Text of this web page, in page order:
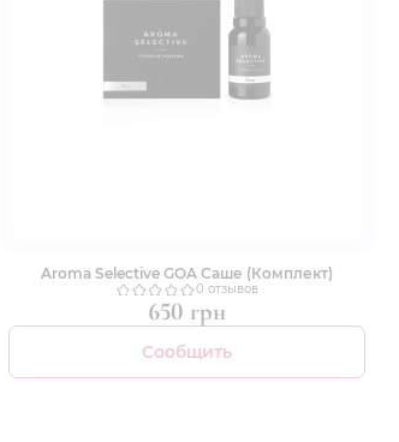
Aroma Selective GOA Саше (Комплект)
0 отзывов
650 грн
Сообщить